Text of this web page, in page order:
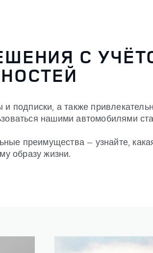
С
подписки, а также
нашими автомобилями
преимущества — узнайте,
образу жизни.